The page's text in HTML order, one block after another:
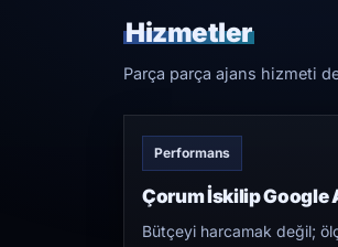
Hizmetler
Parça parça ajans hizmeti
Performans
Çorum İskilip Google
Bütçeyi harcamak değil;